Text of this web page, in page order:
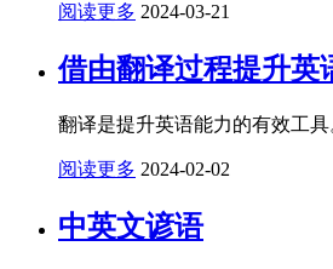
阅读更多 2024-03-21
借由翻译过程提升英
翻译是提升英语能力的有效工
阅读更多 2024-02-02
中英文谚语